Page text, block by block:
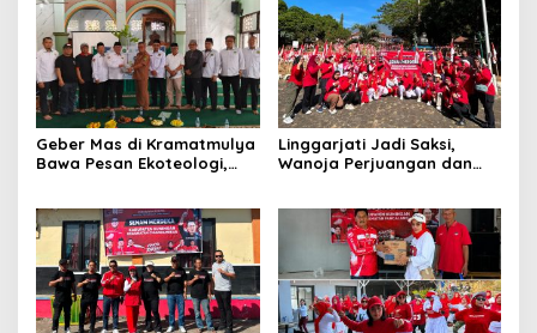
Geber Mas di Kramatmulya
Bawa Pesan Ekoteologi,
Linggarjati Jadi Saksi,
Wanoja Perjuangan dan